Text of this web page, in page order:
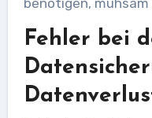
benötigen,
Fehler bei